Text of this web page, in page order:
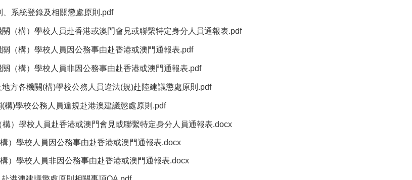
系統登錄及相關懲處原則.pdf
（構）學校人員赴香港或澳門會見或聯繫特定身分人員通報表.pdf
（構）學校人員因公務事由赴香港或澳門通報表.pdf
（構）學校人員非因公務事由赴香港或澳門通報表.pdf
方各機關(構)學校公務人員違法(規)赴陸建議懲處原則.pdf
構)學校公務人員違規赴港澳建議懲處原則.pdf
）學校人員赴香港或澳門會見或聯繫特定身分人員通報表.docx
）學校人員因公務事由赴香港或澳門通報表.docx
）學校人員非因公務事由赴香港或澳門通報表.docx